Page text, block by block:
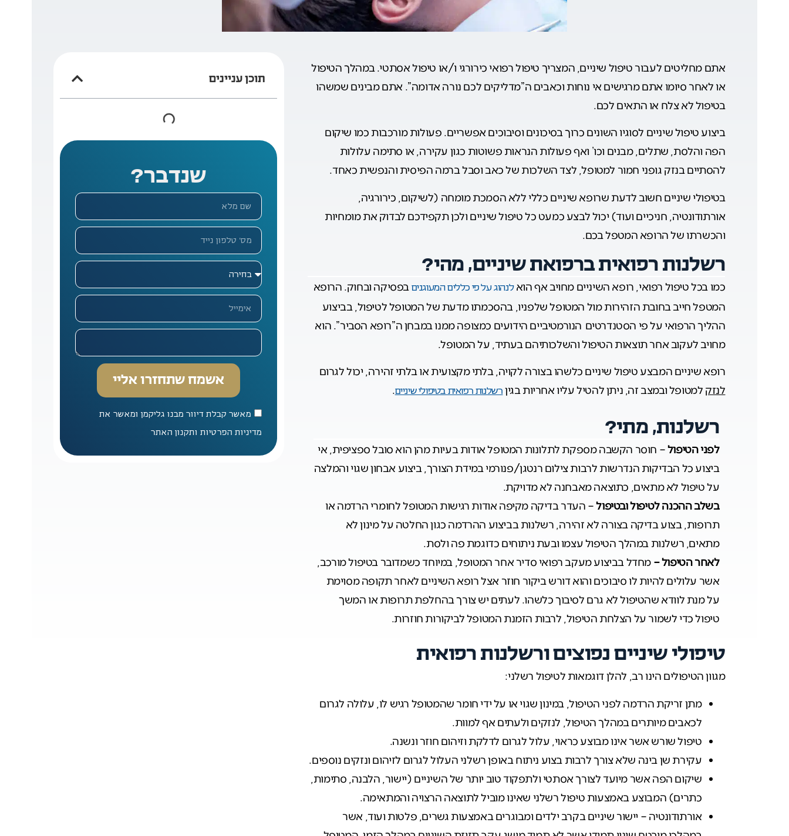
תוכן עניינים
שנדבר?
מאשר קבלת דיוור מבנו גליקמן ומאשר את
מדיניות הפרטיות ותקנון האתר
אשמח שתחזרו אליי
אתם מחליטים לעבור טיפול שיניים, המצריך טיפול רפואי כירורגי ו/או טיפול אסתטי. במהלך הטיפול
או לאחר סיומו אתם מרגישים אי נוחות וכאבים ה”מדליקים לכם נורה אדומה”. אתם מבינים שמשהו
בטיפול לא צלח או התאים לכם.
ביצוע טיפול שיניים לסוגיו השונים כרוך בסיכונים וסיבוכים אפשריים. פעולות מורכבות כמו שיקום
הפה והלסת, שתלים, מבנים וכו’ ואף פעולות הנראות פשוטות כגון עקירה, או סתימה עלולות
להסתיים בנזק גופני חמור למטופל, לצד השלכות של כאב וסבל ברמה הפיסית והנפשית כאחד.
בטיפולי שיניים חשוב לדעת שרופא שיניים כללי ללא הסמכת מומחה (לשיקום, כירורגיה,
אורתודונטיה, חניכיים ועוד) יכול לבצע כמעט כל טיפול שיניים ולכן תקפידכם לבדוק את מומחיות
והכשרתו של הרופא המטפל בכם.
רשלנות רפואית ברפואת שיניים, מהי?
כמו בכל טיפול רפואי, רופא השיניים מחויב אף הואלנהוג על פי כללים המעוגנים בפסיקה ובחוק. הרופא
המטפל חייב בחובת הזהירות מול המטופל שלפניו, בהסכמתו מדעת של המטופל לטיפול, בביצוע
ההליך הרפואי על פי הסטנדרטים הנורמטיביים הידועים כמצופה ממנו במבחן ה”רופא הסביר”. הוא
מחויב לעקוב אחר תוצאות הטיפול והשלכותיהם בעתיד, על המטופל.
רופא שיניים המבצע טיפול שיניים כלשהו בצורה לקויה, בלתי מקצועית או בלתי זהירה, יכול לגרום
לנזק למטופל ובמצב זה, ניתן להטיל עליו אחריות בגין רשלנות רפואית בטיפולי שיניים.
רשלנות, מתי?
לפני הטיפול– חוסר הקשבה מספקת לתלונות המטופל אודות בעיות מהן הוא סובל ספציפית, אי
ביצוע כל הבדיקות הנדרשות לרבות צילום רנטגן/פנורמי במידת הצורך, ביצוע אבחון שגוי והמלצה
על טיפול לא מתאים, כתוצאה מאבחנה לא מדויקת.
בשלב ההכנה לטיפול ובטיפול– העדר בדיקה מקיפה אודות רגישות המטופל לחומרי הרדמה או
תרופות, בצוע בדיקה בצורה לא זהירה, רשלנות בביצוע ההרדמה כגון החלטה על מינון לא
מתאים, רשלנות במהלך הטיפול עצמו ובעת ניתוחים כדוגמת פה ולסת.
לאחר הטיפול – מחדל בביצוע מעקב רפואי סדיר אחר המטופל, במיוחד כשמדובר בטיפול מורכב,
אשר עלולים להיות לו סיבוכים והוא דורש ביקור חוזר אצל רופא השיניים לאחר תקופה מסוימת
על מנת לוודא שהטיפול לא גרם לסיבוך כלשהו. לעתים יש צורך בהחלפת תרופות או המשך
טיפול כדי לשמור על הצלחת הטיפול, לרבות הזמנת המטופל לביקורות חוזרות.
טיפולי שיניים נפוצים ורשלנות רפואית
מגוון הטיפולים הינו רב, להלן דוגמאות לטיפול רשלני:
מתן זריקת הרדמה לפני הטיפול, במינון שגוי או על ידי חומר שהמטופל רגיש לו, עלולה לגרום
לכאבים מיותרים במהלך הטיפול, לנזקים ולעתים אף למוות.
טיפול שורש אשר אינו מבוצע כראוי, עלול לגרום לדלקת וזיהום חוזר ונשנה.
עקירת שן בינה שלא צורך לרבות בצוע ניתוח באופן רשלני העלול לגרום לזיהום ונזקים נוספים.
שיקום הפה אשר מיועד לצורך אסתטי ולתפקוד טוב יותר של השיניים (יישור, הלבנה, סתימות,
כתרים) המבוצע באמצעות טיפול רשלני שאינו מוביל לתוצאה הרצויה והמתאימה.
אורתודונטיה – יישור שיניים בקרב ילדים ומבוגרים באמצעות גשרים, פלטות ועוד, אשר